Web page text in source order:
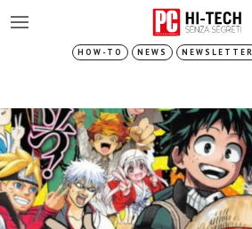
HOW-TO NEWS NEWSLETTER